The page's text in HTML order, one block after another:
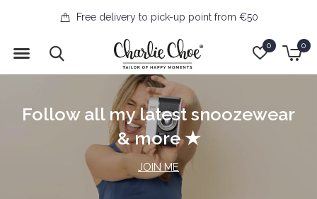
0 0
Free delivery to pick-up point from €50
Follow all my latest snoozewear
& more ★
JOIN ME